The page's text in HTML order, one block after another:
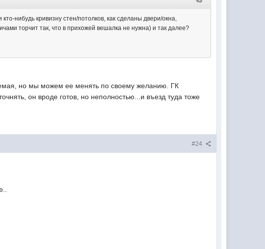
нибудь кривизну стен/потолков, как сделаны двери/окна,
торчит так, что в прихожей вешалка не нужна) и так далее?
но мы можем ее менять по своему желанию. ГК
он вроде готов, но неполностью...и въезд туда тоже
#24